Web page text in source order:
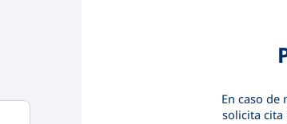
En caso de
solicita cita